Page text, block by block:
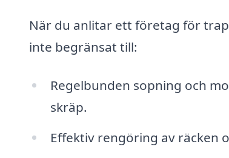
När du anlitar ett företag för
inte begränsat till:
Regelbunden sopning och
skräp.
Effektiv rengöring av räcken